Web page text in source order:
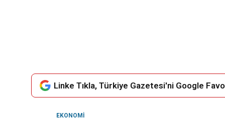
Linke Tıkla, Türkiye Gazetesi'ni Google
EKONOMI